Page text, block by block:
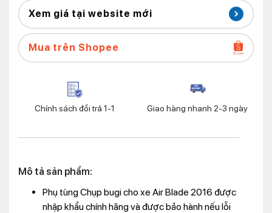
Xem giá tại website mới
Mua trên Shopee
Chính sách đổi trả 1-1 Giao hàng nhanh 2-3 ngày
Mô tả sản phẩm:
Phụ tùng Chụp bugi cho xe Air Blade 2016 được
nhập khẩu chính hãng và được bảo hành nếu lỗi